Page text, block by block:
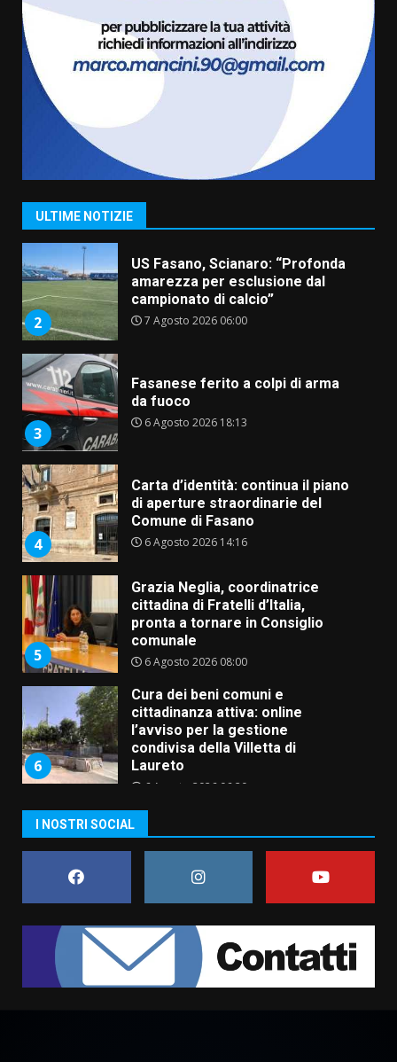
ULTIME NOTIZIE
La magia del Minareto e la prima
assoluta de “L’Albergo
Belvedere. Il rapimento”
6 Agosto 2026 06:15
1
“I Contestatori: Musica di
Rivoluzione”: nuovo
appuntamento con “Fasano in
2
US Fasano, Scianaro: “Profonda
amarezza per esclusione dal
campionato di calcio”
7 Agosto 2026 06:00
3
Fasanese ferito a colpi di arma
da fuoco
6 Agosto 2026 18:13
4
Carta d’identità: continua il piano
di aperture straordinarie del
Comune di Fasano
6 Agosto 2026 14:16
5
Grazia Neglia, coordinatrice
cittadina di Fratelli d’Italia,
pronta a tornare in Consiglio
comunale
6 Agosto 2026 08:00
6
Cura dei beni comuni e
cittadinanza attiva: online
l’avviso per la gestione
condivisa della Villetta di
Laureto
6 Agosto 2026 06:20
assoluta de “L’Albergo
Belvedere. Il rapimento”
6 Agosto 2026 06:15
1
Rivoluzione”: nuovo
appuntamento con “Fasano in
Banda”
I NOSTRI SOCIAL